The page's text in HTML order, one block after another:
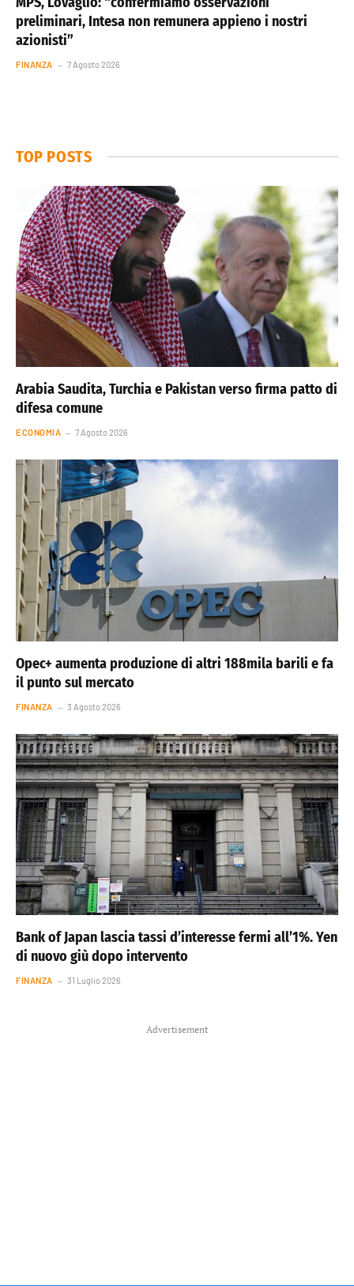
preliminari, Intesa non remunera appieno i nostri
azionisti”
FINANZA 7 Agosto 2026
TOP POSTS
Arabia Saudita, Turchia e Pakistan verso firma patto di
difesa comune
ECONOMIA 7 Agosto 2026
Opec+ aumenta produzione di altri 188mila barili e fa
il punto sul mercato
FINANZA 3 Agosto 2026
Bank of Japan lascia tassi d’interesse fermi all’1%. Yen
di nuovo giù dopo intervento
FINANZA 31 Luglio 2026
Advertisement